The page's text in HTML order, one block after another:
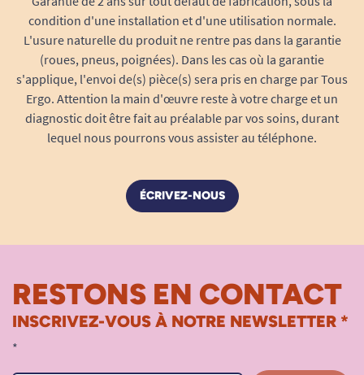
déplacement.
Un slip absorbant élégant, pensé pour
les femmes
Coupe anatomique féminine :Conçu
spécifiquement pour l’anatomie féminine,
le Lady Pants épouse parfaitement les
maintien optimal et une grande liberté de
mouvement, tout en restant discret sous
s’adapte à la majorité des morphologies
féminines. Sa ceinture élastiquée, souple et
condition d'une installation et d'une utilisation normale.
L'usure naturelle du produit ne rentre pas dans la garantie
(roues, pneus, poignées). Dans les cas où la garantie
s'applique, l'envoi de(s) pièce(s) sera pris en charge par Tous
Ergo. Attention la main d'œuvre reste à votre charge et un
diagnostic doit être fait au préalable par vos soins, durant
lequel nous pourrons vous assister au téléphone.
ÉCRIVEZ-NOUS
RESTONS EN CONTACT
INSCRIVEZ-VOUS À NOTRE NEWSLETTER *
*